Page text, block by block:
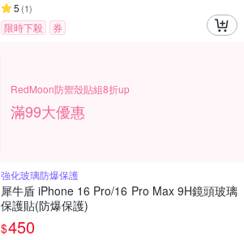
5 (1)
限時下殺 券
RedMoon防禦殼貼組8折up
滿99大優惠
強化玻璃防爆保護
犀牛盾 iPhone 16 Pro/16 Pro Max 9H鏡頭玻璃
保護貼(防爆保護)
$450